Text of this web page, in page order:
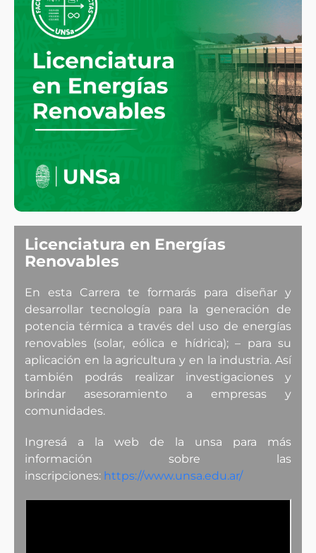
Licenciatura en Energías
Renovables
En esta Carrera te formarás para diseñar y
desarrollar tecnología para la generación de
potencia térmica a través del uso de energías
renovables (solar, eólica e hídrica); – para su
aplicación en la agricultura y en la industria. Así
también podrás realizar investigaciones y
brindar asesoramiento a empresas y
comunidades.
Ingresá a la web de la unsa para más
información sobre las
inscripciones: https://www.unsa.edu.ar/